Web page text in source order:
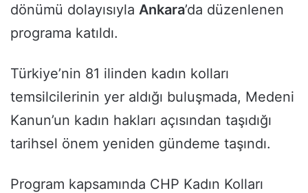
dönümü dolayısıyla Ankara’da düzenlenen
programa katıldı.
Türkiye’nin 81 ilinden kadın kolları
temsilcilerinin yer aldığı buluşmada, Medeni
Kanun’un kadın hakları açısından taşıdığı
tarihsel önem yeniden gündeme taşındı.
Program kapsamında CHP Kadın Kolları